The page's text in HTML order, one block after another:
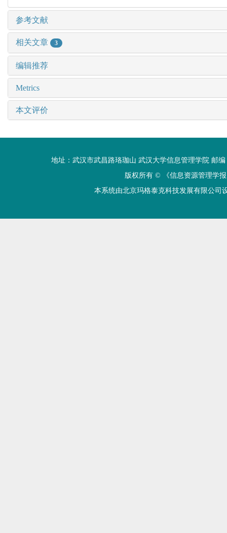
参考文献
相关文章 3
编辑推荐
Metrics
本文评价
地址：武汉市武昌路珞珈山 武汉大学信息管理学院 邮编
版权所有 ©
《信息资源管理学
本系统由北京玛格泰克科技发展有限公司